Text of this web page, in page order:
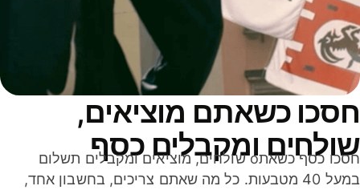
כשאתם מוציאים,
ומקבלים כסף
חסכו כסף כשאתo שולחים, מוציאים ומקבלים תשלום
במעל 40 מטבעות. כל מה שאתם צריכים, בחשבון אחד,